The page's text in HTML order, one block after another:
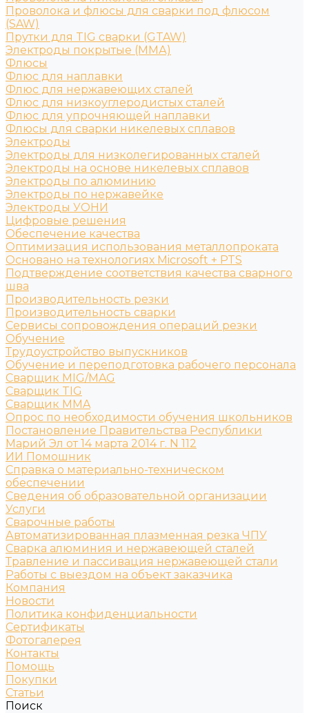
Проволока и флюсы для сварки под флюсом
(SAW)
Прутки для TIG сварки (GTAW)
Электроды покрытые (ММА)
Флюсы
Флюс для наплавки
Флюс для нержавеющих сталей
Флюс для низкоуглеродистых сталей
Флюс для упрочняющей наплавки
Флюсы для сварки никелевых сплавов
Электроды
Электроды для низколегированных сталей
Электроды на основе никелевых сплавов
Электроды по алюминию
Электроды по нержавейке
Электроды УОНИ
Цифровые решения
Обеспечение качества
Оптимизация использования металлопроката
Основано на технологиях Microsoft + PTS
Подтверждение соответствия качества сварного
шва
Производительность резки
Производительность сварки
Сервисы сопровождения операций резки
Обучение
Трудоустройство выпускников
Обучение и переподготовка рабочего персонала
Сварщик MIG/MAG
Сварщик TIG
Сварщик MMA
Опрос по необходимости обучения школьников
Постановление Правительства Республики
Марий Эл от 14 марта 2014 г. N 112
ИИ Помошник
Справка о материально-техническом
обеспечении
Сведения об образовательной организации
Услуги
Сварочные работы
Автоматизированная плазменная резка ЧПУ
Сварка алюминия и нержавеющей сталей
Травление и пассивация нержавеющей стали
Работы с выездом на объект заказчика
Компания
Новости
Политика конфиденциальности
Сертификаты
Фотогалерея
Контакты
Помощь
Покупки
Статьи
Поиск